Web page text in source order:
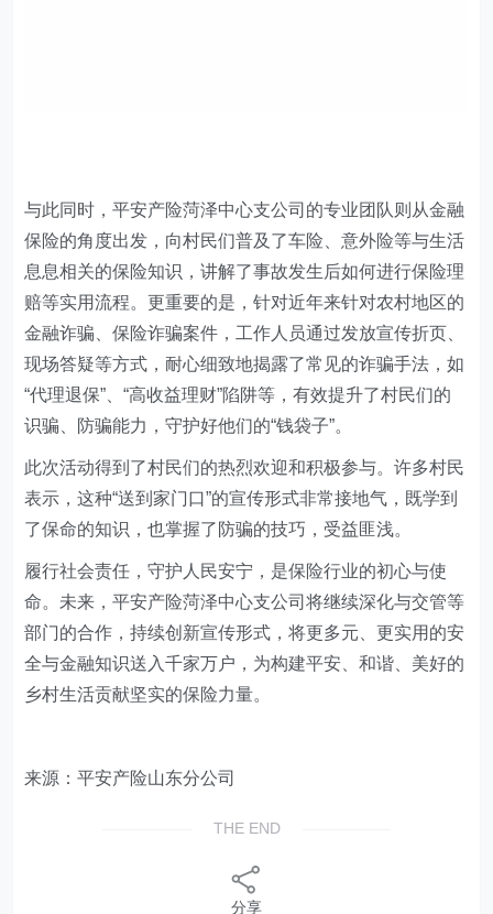
与此同时，平安产险菏泽中心支公司的专业团队则从金融
保险的角度出发，向村民们普及了车险、意外险等与生活
息息相关的保险知识，讲解了事故发生后如何进行保险理
赔等实用流程。更重要的是，针对近年来针对农村地区的
金融诈骗、保险诈骗案件，工作人员通过发放宣传折页、
现场答疑等方式，耐心细致地揭露了常见的诈骗手法，如
“代理退保”、“高收益理财”陷阱等，有效提升了村民们的
识骗、防骗能力，守护好他们的“钱袋子”。
此次活动得到了村民们的热烈欢迎和积极参与。许多村民
表示，这种“送到家门口”的宣传形式非常接地气，既学到
了保命的知识，也掌握了防骗的技巧，受益匪浅。
履行社会责任，守护人民安宁，是保险行业的初心与使
命。未来，平安产险菏泽中心支公司将继续深化与交管等
部门的合作，持续创新宣传形式，将更多元、更实用的安
全与金融知识送入千家万户，为构建平安、和谐、美好的
乡村生活贡献坚实的保险力量。
来源：平安产险山东分公司
THE END
分享